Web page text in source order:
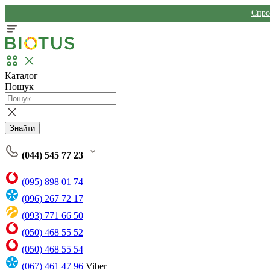
Каталог
Пошук
Знайти
(044) 545 77 23
(095) 898 01 74
(096) 267 72 17
(093) 771 66 50
(050) 468 55 52
(050) 468 55 54
(067) 461 47 96 Viber